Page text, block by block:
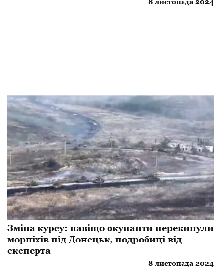
8 листопада 2024
Зміна курсу: навіщо окупанти перекинули
морпіхів під Донецьк, подробиці від
експерта
8 листопада 2024